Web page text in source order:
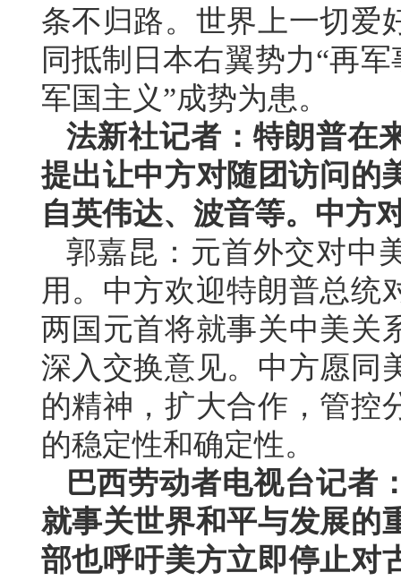
条不归路。世界上一切爱
同抵制日本右翼势力“再
军国主义”成势为患。
法新社记者：特朗普在
提出让中方对随团访问的
自英伟达、波音等。中方
郭嘉昆：元首外交对中
用。中方欢迎特朗普总统
两国元首将就事关中美关
深入交换意见。中方愿同
的精神，扩大合作，管控
的稳定性和确定性。
巴西劳动者电视台记者
就事关世界和平与发展的
部也呼吁美方立即停止对